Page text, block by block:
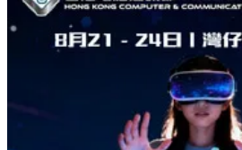
#OT原因
#工作永遠做唔完
#職場壞習慣